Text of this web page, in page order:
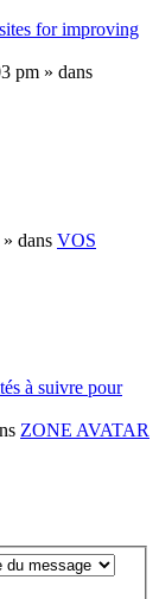
for improving
pm » dans
dans VOS
à suivre pour
ZONE AVATAR